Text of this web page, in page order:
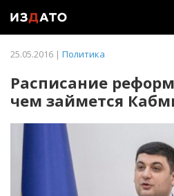
25.05.2016 | Политика
Расписание
чем займется